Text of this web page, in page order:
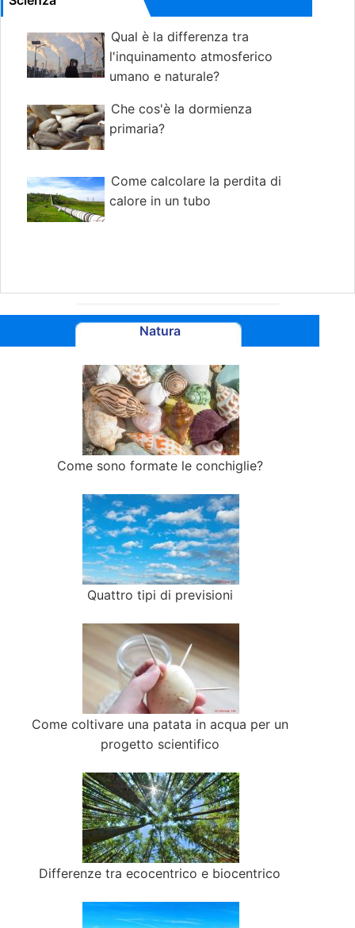
Qual è la differenza tra
l'inquinamento atmosferico
umano e naturale?
Che cos'è la dormienza
primaria?
Come calcolare la perdita di
calore in un tubo
Natura
Come sono formate le conchiglie?
Quattro tipi di previsioni
Come coltivare una patata in acqua per un
progetto scientifico
Differenze tra ecocentrico e biocentrico